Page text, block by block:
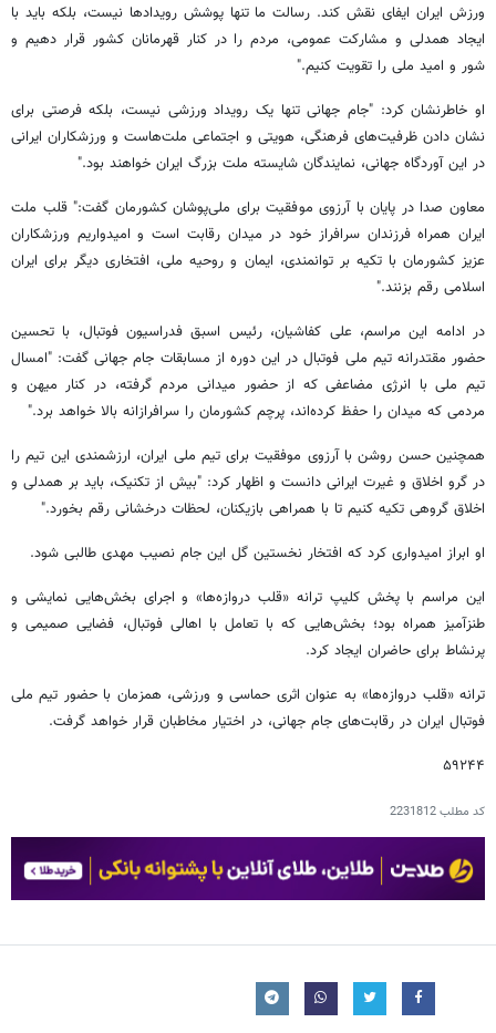
ورزش ایران ایفای نقش کند. رسالت ما تنها پوشش رویدادها نیست، بلکه باید با
ایجاد همدلی و مشارکت عمومی، مردم را در کنار قهرمانان کشور قرار دهیم و
شور و امید ملی را تقویت کنیم."
او خاطرنشان کرد: "جام جهانی تنها یک رویداد ورزشی نیست، بلکه فرصتی برای
نشان دادن ظرفیت‌های فرهنگی، هویتی و اجتماعی ملت‌هاست و ورزشکاران ایرانی
در این آوردگاه جهانی، نمایندگان شایسته ملت بزرگ ایران خواهند بود."
معاون صدا در پایان با آرزوی موفقیت برای ملی‌پوشان کشورمان گفت:" قلب ملت
ایران همراه فرزندان سرافراز خود در میدان رقابت است و امیدواریم ورزشکاران
عزیز کشورمان با تکیه بر توانمندی، ایمان و روحیه ملی، افتخاری دیگر برای ایران
اسلامی رقم بزنند."
در ادامه این مراسم، علی کفاشیان، رئیس اسبق فدراسیون فوتبال، با تحسین
حضور مقتدرانه تیم ملی فوتبال در این دوره از مسابقات جام جهانی گفت: "امسال
تیم ملی با انرژی مضاعفی که از حضور میدانی مردم گرفته، در کنار میهن و
مردمی که میدان را حفظ کرده‌اند، پرچم کشورمان را سرافرازانه بالا خواهد برد."
همچنین حسن روشن با آرزوی موفقیت برای تیم ملی ایران، ارزشمندی این تیم را
در گرو اخلاق و غیرت ایرانی دانست و اظهار کرد: "بیش از تکنیک، باید بر همدلی و
اخلاق گروهی تکیه کنیم تا با همراهی بازیکنان، لحظات درخشانی رقم بخورد."
او ابراز امیدواری کرد که افتخار نخستین گل این جام نصیب مهدی طالبی شود.
این مراسم با پخش کلیپ ترانه «قلب دروازه‌ها» و اجرای بخش‌هایی نمایشی و
طنزآمیز همراه بود؛ بخش‌هایی که با تعامل با اهالی فوتبال، فضایی صمیمی و
پرنشاط برای حاضران ایجاد کرد.
ترانه «قلب دروازه‌ها» به عنوان اثری حماسی و ورزشی، همزمان با حضور تیم ملی
فوتبال ایران در رقابت‌های جام جهانی، در اختیار مخاطبان قرار خواهد گرفت.
۵۹۲۴۴
کد مطلب2231812